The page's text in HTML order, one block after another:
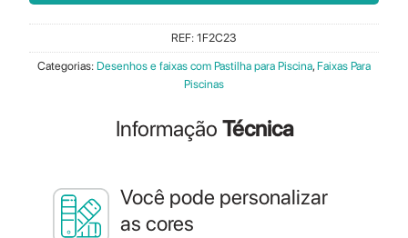
REF: 1F2C23
Categorias: Desenhos e faixas com Pastilha para Piscina, Faixas Para
Piscinas
Informação Técnica
Você pode personalizar
as cores